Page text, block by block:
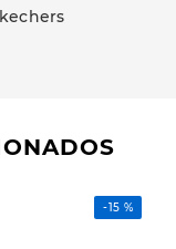
-15 %